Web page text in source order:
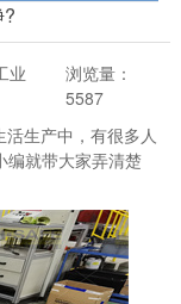
业
浏览量：
5587
生产中，有很多人
编就带大家弄清楚